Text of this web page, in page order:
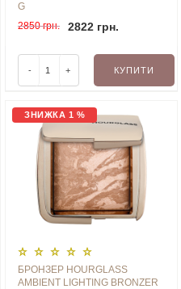
G
2850 грн.
2822 грн.
- + КУПИТИ
ЗНИЖКА 1 %
БРОНЗЕР HOURGLASS
AMBIENT LIGHTING BRONZER